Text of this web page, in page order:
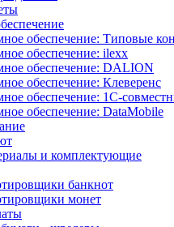
обеспечение: Типовые
обеспечение: ilexx
обеспечение: DALION
обеспечение: Клеверенс
обеспечение: 1С-
обеспечение: DataMobile
и комплектующие
банкнот
монет